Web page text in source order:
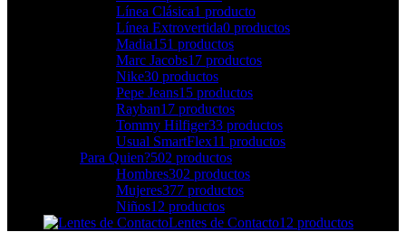
Línea Clásica1 producto
Línea Extrovertida0 productos
Madia151 productos
Marc Jacobs17 productos
Nike30 productos
Pepe Jeans15 productos
Rayban17 productos
Tommy Hilfiger33 productos
Usual SmartFlex11 productos
Para Quien?502 productos
Hombres302 productos
Mujeres377 productos
Niños12 productos
Lentes de Contacto12 productos